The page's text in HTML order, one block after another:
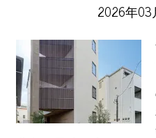
2026年03